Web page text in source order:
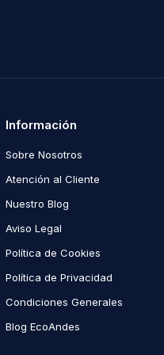
Información
Sobre Nosotros
Atención al Cliente
Nuestro Blog
Aviso Legal
Política de Cookies
Política de Privacidad
Condiciones Generales
Blog EcoAndes